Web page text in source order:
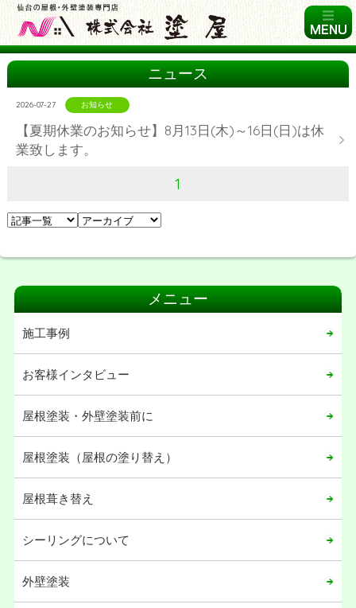
ニュース
2026-07-27 お知らせ
【夏期休業のお知らせ】8月13日(木)～16日(日)は休
業致します。
1
メニュー
施工事例
お客様インタビュー
屋根塗装・外壁塗装前に
屋根塗装（屋根の塗り替え）
屋根葺き替え
シーリングについて
外壁塗装